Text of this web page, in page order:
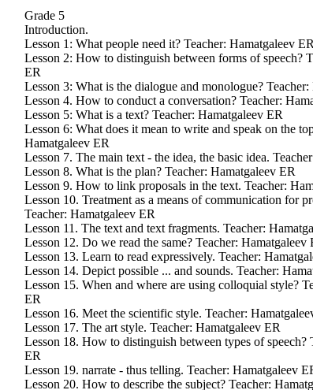
Grade 5
Introduction.
Lesson 1: What people need it? Teacher: Hamatgaleev ER
Lesson 2: How to distinguish between forms of speech?
ER
Lesson 3: What is the dialogue and monologue? Teacher:
Lesson 4. How to conduct a conversation? Teacher:
Lesson 5: What is a text? Teacher: Hamatgaleev ER
Lesson 6: What does it mean to write and speak on the
Hamatgaleev ER
Lesson 7. The main text - the idea, the basic idea.
Lesson 8. What is the plan? Teacher: Hamatgaleev ER
Lesson 9. How to link proposals in the text. Teacher:
Lesson 10. Treatment as a means of communication for
Teacher: Hamatgaleev ER
Lesson 11. The text and text fragments. Teacher:
Lesson 12. Do we read the same? Teacher: Hamatgaleev
Lesson 13. Learn to read expressively. Teacher:
Lesson 14. Depict possible ... and sounds. Teacher:
Lesson 15. When and where are using colloquial style?
ER
Lesson 16. Meet the scientific style. Teacher:
Lesson 17. The art style. Teacher: Hamatgaleev ER
Lesson 18. How to distinguish between types of speech?
ER
Lesson 19. narrate - thus telling. Teacher: Hamatgaleev
Lesson 20. How to describe the subject? Teacher: